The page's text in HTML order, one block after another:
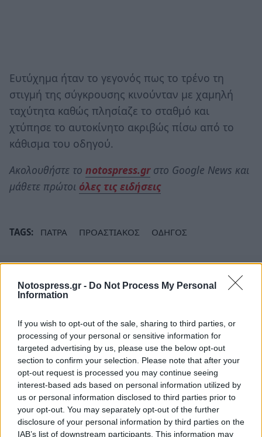
Notospress.gr - Do Not Process My Personal
Information
If you wish to opt-out of the sale, sharing to third parties, or
processing of your personal or sensitive information for
targeted advertising by us, please use the below opt-out
section to confirm your selection. Please note that after your
opt-out request is processed you may continue seeing
interest-based ads based on personal information utilized by
us or personal information disclosed to third parties prior to
your opt-out. You may separately opt-out of the further
disclosure of your personal information by third parties on the
IAB’s list of downstream participants. This information may
Ευτύχημα ήταν το γεγονός πως το τρένο τη
στιγμή της σύγκρουσης κινούνταν με χαμηλή
ταχύτητα καθώς πλησίαζε το σταθμό και
χτύπησε το αυτοκίνητο ακριβώς πίσω από το
κάθισμα του οδηγού.
Ακολουθήστε το notospress.grστο Google News και
μάθετε πρώτοι όλες τις ειδήσεις
TAGS: ΠΑΤΡΑ ΠΡΟΑΣΤΙΑΚΟΣ ΟΔΗΓΟΣ